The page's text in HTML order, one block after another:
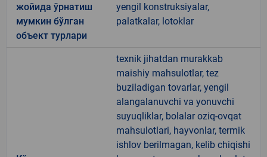
жойида ўрнатиш
мумкин бўлган
объект турлари
yengil konstruksiyalar,
palatkalar, lotoklar
texnik jihatdan murakkab
maishiy mahsulotlar, tez
buziladigan tovarlar, yengil
alangalanuvchi va yonuvchi
suyuqliklar, bolalar oziq-ovqat
mahsulotlari, hayvonlar, termik
ishlov berilmagan, kelib chiqishi